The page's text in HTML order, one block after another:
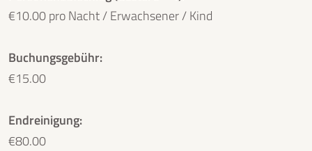
€10.00 pro Nacht / Erwachsener / Kind
Buchungsgebühr:
€15.00
Endreinigung:
€80.00